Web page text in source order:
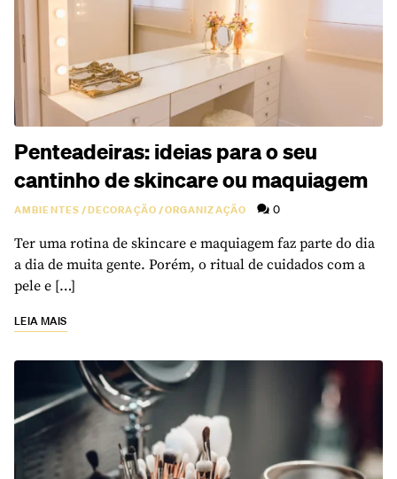
Penteadeiras: ideias para o seu
cantinho de skincare ou maquiagem
AMBIENTES/DECORAÇÃO/ORGANIZAÇÃO 0
Ter uma rotina de skincare e maquiagem faz parte do dia
a dia de muita gente. Porém, o ritual de cuidados com a
pele e […]
LEIA MAIS